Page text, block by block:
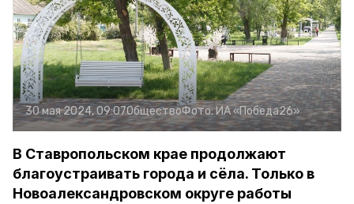
30 мая 2024, 09:07ОбществоФото:ИА «Победа26»
В Ставропольском крае продолжают
благоустраивать города и сёла. Только в
Новоалександровском округе работы